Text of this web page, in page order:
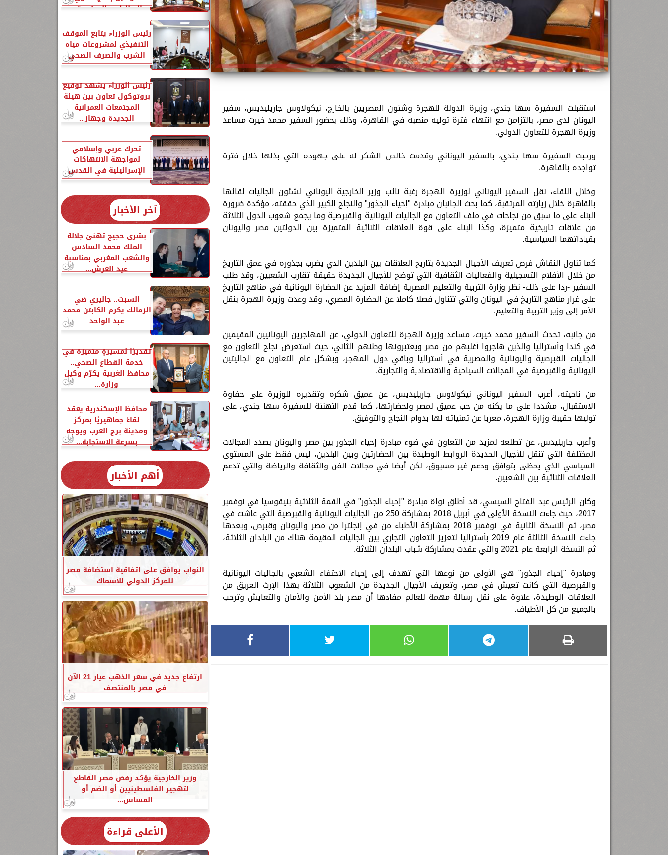
استقبلت السفيرة سها جندي، وزيرة الدولة للهجرة وشئون المصريين بالخارج، نيكولاوس جاريليديس، سفير
اليونان لدى مصر، بالتزامن مع انتهاء فترة توليه منصبه في القاهرة، وذلك بحضور السفير محمد خيرت مساعد
وزيرة الهجرة للتعاون الدولي.
ورحبت السفيرة سها جندي، بالسفير اليوناني وقدمت خالص الشكر له على جهوده التي بذلها خلال فترة
تواجده بالقاهرة.
وخلال اللقاء، نقل السفير اليوناني لوزيرة الهجرة رغبة نائب وزير الخارجية اليوناني لشئون الجاليات لقائها
بالقاهرة خلال زيارته المرتقبة، كما بحث الجانبان مبادرة "إحياء الجذور" والنجاح الكبير الذي حققته، مؤكدة ضرورة
البناء على ما سبق من نجاحات في ملف التعاون مع الجاليات اليونانية والقبرصية وما يجمع شعوب الدول الثلاثة
من علاقات تاريخية متميزة، وكذا البناء على قوة العلاقات الثنائية المتميزة بين الدولتين مصر واليونان
بقياداتهما السياسية.
كما تناول النقاش فرص تعريف الأجيال الجديدة بتاريخ العلاقات بين البلدين الذي يضرب بجذوره في عمق التاريخ
من خلال الأفلام التسجيلية والفعاليات الثقافية التي توضح للأجيال الجديدة حقيقة تقارب الشعبين، وقد طلب
السفير -ردا على ذلك- نظر وزارة التربية والتعليم المصرية إضافة المزيد عن الحضارة اليونانية في مناهج التاريخ
على غرار مناهج التاريخ في اليونان والتي تتناول فصلا كاملا عن الحضارة المصري، وقد وعدت وزيرة الهجرة بنقل
الأمر إلى وزير التربية والتعليم.
من جانبه، تحدث السفير محمد خيرت، مساعد وزيرة الهجرة للتعاون الدولي، عن المهاجرين اليونانيين المقيمين
في كندا وأستراليا والذين هاجروا أغلبهم من مصر ويعتبرونها وطنهم الثاني، حيث استعرض نجاح التعاون مع
الجاليات القبرصية واليونانية والمصرية في أستراليا وباقي دول المهجر، وبشكل عام التعاون مع الجاليتين
اليونانية والقبرصية في المجالات السياحية والاقتصادية والتجارية.
من ناحيته، أعرب السفير اليوناني نيكولاوس جاريليديس، عن عميق شكره وتقديره للوزيرة على حفاوة
الاستقبال، مشددا على ما يكنه من حب عميق لمصر ولحضارتها، كما قدم التهنئة للسفيرة سها جندي، على
توليها حقيبة وزارة الهجرة، معربا عن تمنياته لها بدوام النجاح والتوفيق.
وأعرب جاريليدس، عن تطلعه لمزيد من التعاون في ضوء مبادرة إحياء الجذور بين مصر واليونان بصدد المجالات
المختلفة التي تنقل للأجيال الحديدة الروابط الوطيدة بين الحضارتين وبين البلدين، ليس فقط على المستوى
السياسي الذي يحظى بتوافق ودعم غير مسبوق، لكن أيضا في مجالات الفن والثقافة والرياضة والتي تدعم
العلاقات الثنائية بين الشعبين.
وكان الرئيس عبد الفتاح السيسي، قد أطلق نواة مبادرة "إحياء الجذور" في القمة الثلاثية بنيقوسيا في نوفمبر
2017، حيث جاءت النسخة الأولى في أبريل 2018 بمشاركة 250 من الجاليات اليونانية والقبرصية التي عاشت في
مصر، ثم النسخة الثانية في نوفمبر 2018 بمشاركة الأطباء من في إنجلترا من مصر واليونان وقبرص، وبعدها
جاءت النسخة الثالثة عام 2019 بأستراليا لتعزيز التعاون التجاري بين الجاليات المقيمة هناك من البلدان الثلاثة،
ثم النسخة الرابعة عام 2021 والتي عقدت بمشاركة شباب البلدان الثلاثة.
ومبادرة "إحياء الجذور" هي الأولى من نوعها التي تهدف إلى إحياء الاحتفاء الشعبي بالجاليات اليونانية
والقبرصية التي كانت تعيش في مصر، وتعريف الأجيال الجديدة من الشعوب الثلاثة بهذا الإرث العريق من
العلاقات الوطيدة، علاوة على نقل رسالة مهمة للعالم مفادها أن مصر بلد الأمن والأمان والتعايش وترحب
بالجميع من كل الأطياف.
البطاطس المعتمدة...
رئيس الوزراء يتابع الموقف
التنفيذي لمشروعات مياه
الشرب والصرف الصحي
رئيس الوزراء يشهد توقيع
بروتوكول تعاون بين هيئة
المجتمعات العمرانية
الجديدة وجهاز...
تحرك عربي وإسلامي
لمواجهة الانتهاكات
الإسرائيلية في القدس
آخر الأخبار
بشرى حجيج تهنئ جلالة
الملك محمد السادس
والشعب المغربي بمناسبة
عيد العرش...
السبت.. جاليري ضي
الزمالك يكرم الكابتن محمد
عبد الواحد
تقديرًا لمسيرةٍ متميزة في
خدمة القطاع الصحي..
محافظ الغربية يكرّم وكيل
وزارة...
محافظ الإسكندرية يعقد
لقاءً جماهيريًا بمركز
ومدينة برج العرب ويوجه
بسرعة الاستجابة...
أهم الأخبار
النواب يوافق على اتفاقية استضافة مصر
للمركز الدولي للأسماك
ارتفاع جديد في سعر الذهب عيار 21 الآن
في مصر بالمنتصف
وزير الخارجية يؤكد رفض مصر القاطع
لتهجير الفلسطينيين أو الضم أو
المساس...
الأعلى قراءة